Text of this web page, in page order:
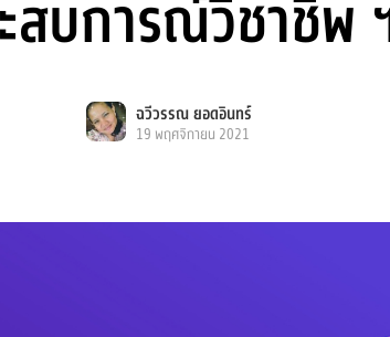
สบการณ์วิชาชีพ
ฉวีวรรณ ยอดอินทร์
19 พฤศจิกายน 2021